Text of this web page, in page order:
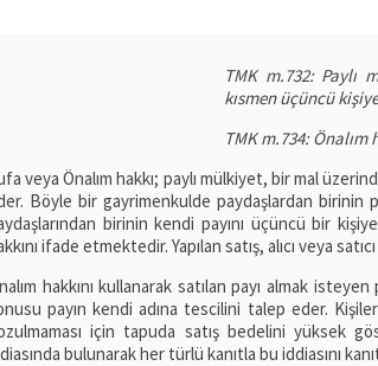
TMK m.732: Paylı
kısmen üçüncü
TMK m.734: Önalım
veya Önalım hakkı; paylı mülkiyet, bir mal
Böyle bir gayrimenkulde paydaşlardan birinin
birinin kendi payını üçüncü bir
ifade etmektedir. Yapılan satış, alıcı veya
hakkını kullanarak satılan payı almak
payın kendi adına tescilini talep eder.
için tapuda satış bedelini yüksek
bulunarak her türlü kanıtla bu iddiasını